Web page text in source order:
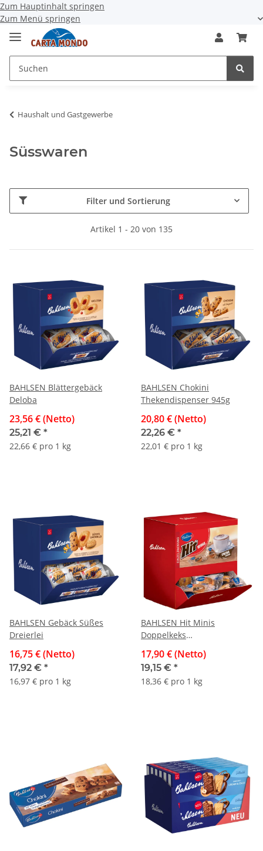
Zum Hauptinhalt springen
Zum Menü springen
Haushalt und Gastgewerbe
Süsswaren
Filter und Sortierung
Artikel 1 - 20 von 135
BAHLSEN Blättergebäck
Deloba
23,56 € (Netto)
25,21 € *
22,66 € pro 1 kg
BAHLSEN Chokini
Thekendispenser 945g
20,80 € (Netto)
22,26 € *
22,01 € pro 1 kg
BAHLSEN Gebäck Süßes
Dreierlei
16,75 € (Netto)
17,92 € *
16,97 € pro 1 kg
BAHLSEN Hit Minis
Doppelkeks
17,90 € (Netto)
19,15 € *
18,36 € pro 1 kg